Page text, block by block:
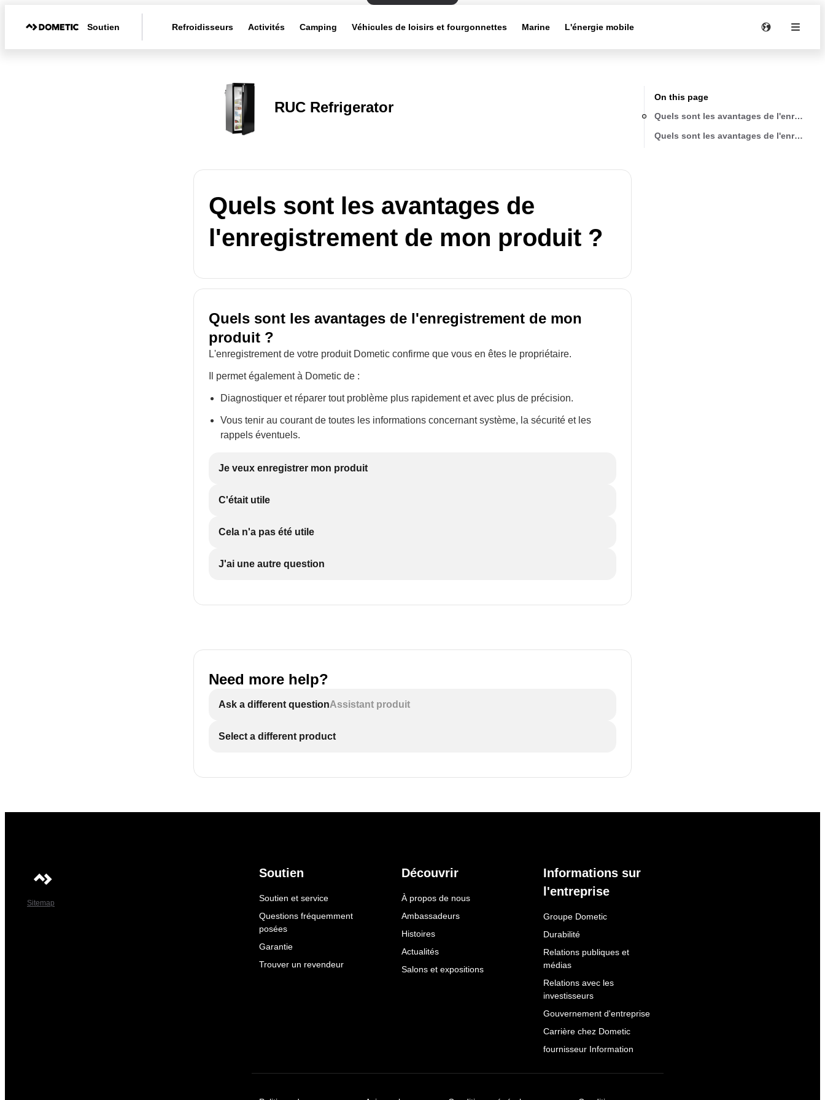
Soutien Refroidisseurs Activités Camping Véhicules de loisirs et fourgonnettes Marine L'énergie mobile
RUC Refrigerator
Quels sont les avantages de
l'enregistrement de mon produit ?
Quels sont les avantages de l'enregistrement de mon
produit ?
L'enregistrement de votre produit Dometic confirme que vous en êtes le propriétaire.
Il permet également à Dometic de :
Diagnostiquer et réparer tout problème plus rapidement et avec plus de précision.
Vous tenir au courant de toutes les informations concernant système, la sécurité et les
rappels éventuels.
Je veux enregistrer mon produit
C'était utile
Cela n'a pas été utile
J'ai une autre question
Need more help?
Ask a different questionAssistant produit
Select a different product
On this page
Quels sont les avantages de
Quels sont les avantages de
Sitemap
Soutien
Soutien et service
Questions fréquemment
posées
Garantie
Trouver un revendeur
Découvrir
À propos de nous
Ambassadeurs
Histoires
Actualités
Salons et expositions
Informations sur
l'entreprise
Groupe Dometic
Durabilité
Relations publiques et
médias
Relations avec les
investisseurs
Gouvernement d'entreprise
Carrière chez Dometic
fournisseur Information